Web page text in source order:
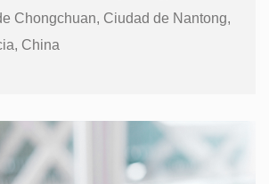
Chongchuan, Ciudad de Nantong,
China